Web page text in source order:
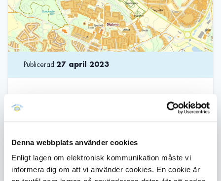
Denna webbplats använder cookies
Enligt lagen om elektronisk kommunikation måste vi
informera dig om att vi använder cookies. En cookie är
Publicerad 27 april 2023
byta ut en 200 meter lång vattenledning
vid Vattentornsparken, vid Valsta
byta ut ledningen minskar risken för
vattenläckor och vattenleveransen blir
säkrare.